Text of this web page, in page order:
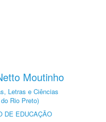
Moutinho
Letras e Ciências
Rio Preto)
DE EDUCAÇÃO